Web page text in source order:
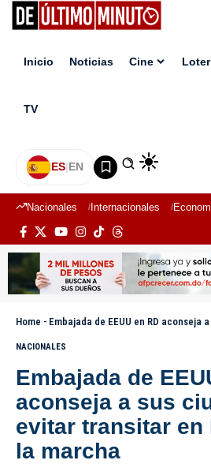
Inicio Noticias Cine
TV
ES|EN
Nacionales Internacionales
Home - Embajada de EEUU en RD aconseja a sus
NACIONALES
Embajada de
aconseja a sus
evitar transitar en
la marcha